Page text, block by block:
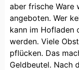
aber frische Ware
angeboten. Wer
kann im Hofladen
werden. Viele
pflücken. Das
Geldbeutel. Nach